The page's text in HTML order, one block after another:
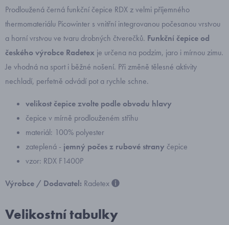
Prodloužená černá funkční čepice RDX z velmi příjemného
thermomateriálu Picowinter s vnitřní integrovanou počesanou vrstvou
a horní vrstvou ve tvaru drobných čtverečků. Funkční čepice od
českého výrobce Radetex je určena na podzim, jaro i mírnou zimu.
Je vhodná na sport i běžné nošení. Při změně tělesné aktivity
nechladí, perfetně odvádí pot a rychle schne.
velikost čepice zvolte podle obvodu hlavy
čepice v mírně prodlouženém střihu
materiál: 100% polyester
zateplená - jemný počes z rubové strany čepice
vzor: RDX F1400P
Výrobce / Dodavatel: Radetex
Velikostní tabulky